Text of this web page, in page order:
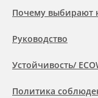
Почему выбирают
Руководство
Устойчивость/
Политика